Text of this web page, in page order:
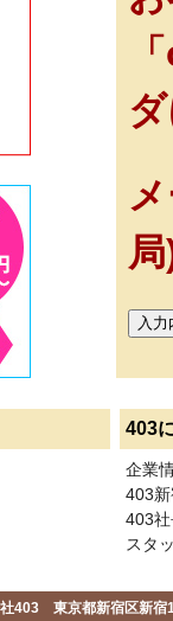
403
企業
403
403
スタ
403 東京都新宿区新